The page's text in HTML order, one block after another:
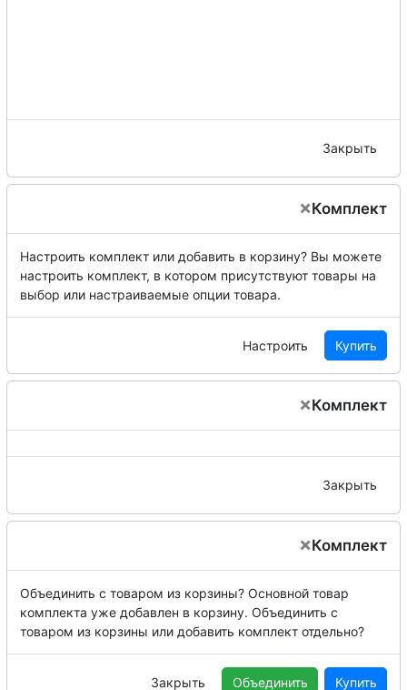
Закрыть
×Комплект
Настроить комплект или добавить в корзину? Вы можете
настроить комплект, в котором присутствуют товары на
выбор или настраиваемые опции товара.
Настроить Купить
×Комплект
Закрыть
×Комплект
Объединить с товаром из корзины? Основной товар
комплекта уже добавлен в корзину. Объединить с
товаром из корзины или добавить комплект отдельно?
Закрыть Объединить Купить